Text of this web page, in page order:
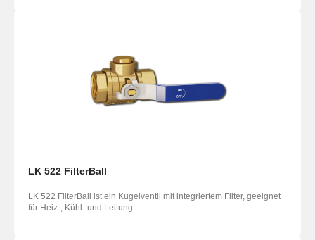
LK 522 FilterBall
LK 522 FilterBall ist ein Kugelventil mit integriertem Filter, geeignet
für Heiz-, Kühl- und Leitung...